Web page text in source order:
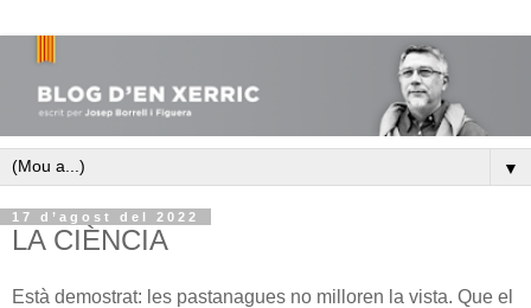
▼
17 d’agost del 2022
LA CIÈNCIA
Està demostrat: les pastanagues no milloren la vista. Que el